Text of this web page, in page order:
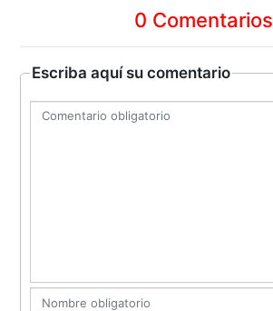
0 Comentarios
Escriba aquí su comentario